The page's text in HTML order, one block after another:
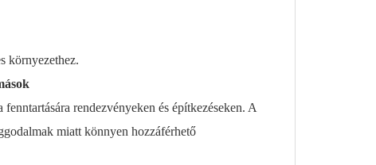
környezethez.
rendezvényeken és építkezéseken. A
miatt könnyen hozzáférhető